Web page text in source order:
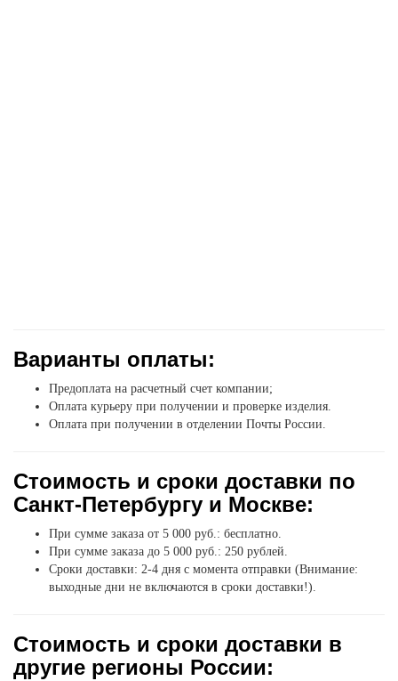
Варианты оплаты:
Предоплата на расчетный счет компании;
Оплата курьеру при получении и проверке изделия.
Оплата при получении в отделении Почты России.
Стоимость и сроки доставки по
Санкт-Петербургу и Москве:
При сумме заказа от 5 000 руб.: бесплатно.
При сумме заказа до 5 000 руб.: 250 рублей.
Сроки доставки: 2-4 дня с момента отправки (Внимание:
выходные дни не включаются в сроки доставки!).
Стоимость и сроки доставки в
другие регионы России: